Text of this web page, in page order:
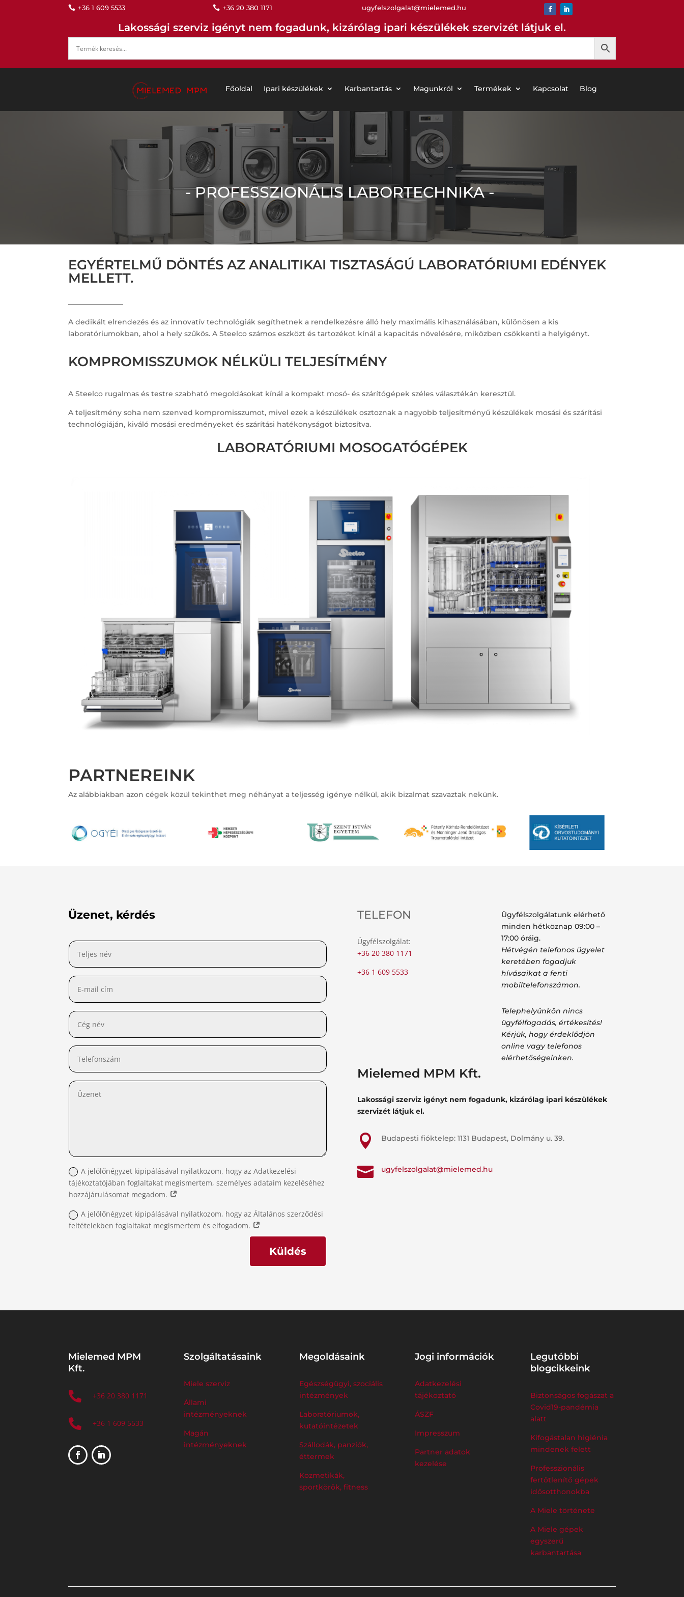
 +36 1 609 5533  +36 20 380 1171 ugyfelszolgalat@mielemed.hu
Lakossági szerviz igényt nem fogadunk, kizárólag ipari készülékek szervizét látjuk el.
Főoldal Ipari készülékek Karbantartás Magunkról Termékek Kapcsolat Blog
- PROFESSZIONÁLIS LABORTECHNIKA -
EGYÉRTELMŰ DÖNTÉS AZ ANALITIKAI TISZTASÁGÚ LABORATÓRIUMI EDÉNYEK
MELLETT.
A dedikált elrendezés és az innovatív technológiák segíthetnek a rendelkezésre álló hely maximális kihasználásában, különösen a kis
laboratóriumokban, ahol a hely szűkös. A Steelco számos eszközt és tartozékot kínál a kapacitás növelésére, miközben csökkenti a helyigényt.
KOMPROMISSZUMOK NÉLKÜLI TELJESÍTMÉNY
A Steelco rugalmas és testre szabható megoldásokat kínál a kompakt mosó- és szárítógépek széles választékán keresztül.
A teljesítmény soha nem szenved kompromisszumot, mivel ezek a készülékek osztoznak a nagyobb teljesítményű készülékek mosási és szárítási
technológiáján, kiváló mosási eredményeket és szárítási hatékonyságot biztosítva.
LABORATÓRIUMI MOSOGATÓGÉPEK
PARTNEREINK
Az alábbiakban azon cégek közül tekinthet meg néhányat a teljesség igénye nélkül, akik bizalmat szavaztak nekünk.
Üzenet, kérdés
A jelölőnégyzet kipipálásával nyilatkozom, hogy az Adatkezelési
tájékoztatójában foglaltakat megismertem, személyes adataim kezeléséhez
hozzájárulásomat megadom.
A jelölőnégyzet kipipálásával nyilatkozom, hogy az Általános szerződési
feltételekben foglaltakat megismertem és elfogadom.
Küldés
TELEFON
Ügyfélszolgálat:
+36 20 380 1171
+36 1 609 5533
Ügyfélszolgálatunk elérhető
minden hétköznap 09:00 –
17:00 óráig.
Hétvégén telefonos ügyelet
keretében fogadjuk
hívásaikat a fenti
mobiltelefonszámon.
Telephelyünkön nincs
ügyfélfogadás, értékesítés!
Kérjük, hogy érdeklődjön
online vagy telefonos
elérhetőségeinken.
Mielemed MPM Kft.
Lakossági szerviz igényt nem fogadunk, kizárólag ipari készülékek
szervizét látjuk el.
 Budapesti fióktelep: 1131 Budapest, Dolmány u. 39.
 ugyfelszolgalat@mielemed.hu
Mielemed MPM
Kft.
 +36 20 380 1171
 +36 1 609 5533
Szolgáltatásaink
Miele szerviz
Állami
intézményeknek
Magán
intézményeknek
Megoldásaink
Egészségügyi, szociális
intézmények
Laboratóriumok,
kutatóintézetek
Szállodák, panziók,
éttermek
Kozmetikák,
sportkörök, fitness
Jogi információk
Adatkezelési
tájékoztató
ÁSZF
Impresszum
Partner adatok
kezelése
Legutóbbi
blogcikkeink
Biztonságos fogászat a
Covid19-pandémia
alatt
Kifogástalan higiénia
mindenek felett
Professzionális
fertőtlenítő gépek
idősotthonokba
A Miele története
A Miele gépek
egyszerű
karbantartása